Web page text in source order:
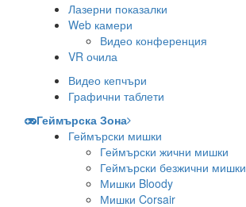
Лазерни показалки
Web камери
Видео конференция
VR очила
Видео кепчъри
Графични таблети
Геймърска Зона
Геймърски мишки
Геймърски жични мишки
Геймърски безжични мишки
Мишки Bloody
Мишки Corsair